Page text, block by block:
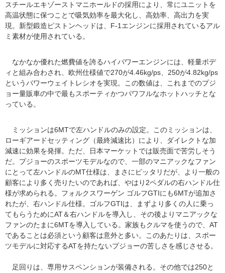
スチールエキゾーストマニホールドの採用により、常にユニットを
高温状態に保つことで吸気効率を最大化し、高効率、高出力を実
現。新型鍛造ピストンヘッドは、F-1エンジンに採用されているアル
ミ素材が使用されている。
なかなか優れた燃費値を誇るハイパワーエンジンには、軽量ボデ
ィと組み合わされ、欧州仕様値で270が4.46kg/ps、250が4.82kg/ps
というパワーウェイトレシオを実現。この数値は、これまでのプジ
ョー量販車の中で最もスポーティかつパワフルなホットハッチとな
っている。
ミッションは6MTで左ハンドルのみの設定。このミッションは、
ローギアードセッティング（最終減速比）により、ダイレクトな加
減速に効果を発揮。ただ、日本マーケットでは販売面で苦労しそう
だ。プジョーのスポーツモデルなので、一部のマニアックなファン
にとって左ハンドルのMT仕様は、まさにピッタリだが、より一般の
顧客により多く売りたいのであれば、やはり2ペダルの右ハンドル仕
様が求められる。フォルクスワーゲン ゴルフGTIにも6MTが追加さ
れたが、右ハンドル仕様。ゴルフGTIは、まずより多くの人に乗っ
てもらうためにAT＆右ハンドルを導入し、その後よりマニアックな
ファンのたまに6MTを導入している。家族もクルマを使うので、AT
であることは必須という顧客は意外と多い。このあたりは、スポー
ツモデルに対応するATを持たないプジョーの苦しさを感じさせる。
足回りは、専用サスペンションが装備される。その他では250と